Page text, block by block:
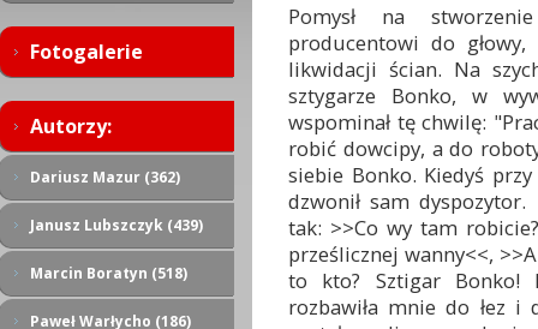
Fotogalerie
Autorzy:
Dariusz Mazur (362)
Janusz Lubszczyk (439)
Marcin Boratyn (518)
Paweł Warłycho (186)
Pomysł na
producentowi do
likwidacji ścian. Na
sztygarze Bonko, w
wspominał tę chwilę:
robić dowcipy, a do
siebie Bonko. Kiedyś
dzwonił sam
tak: >>Co wy tam
prześlicznej wanny<<,
to kto? Sztigar Bonko!
rozbawiła mnie do łez i